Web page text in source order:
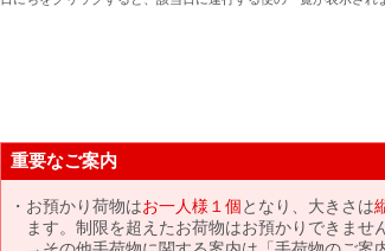
重要なご案内
お預かり荷物はお一人様１個となり、大きさは
ます。制限を超えたお荷物はお預かりできませ